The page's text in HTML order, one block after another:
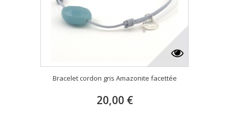
Bracelet cordon gris Amazonite facettée
20,00 €